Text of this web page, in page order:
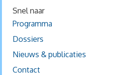
Snel naar
Programma
Dossiers
Nieuws & publicaties
Contact